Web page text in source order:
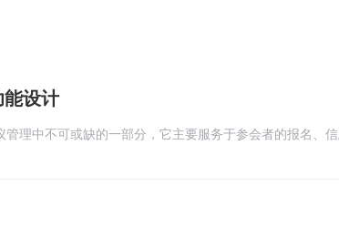
能设计
管理中不可或缺的一部分，它主要服务于参会者的报名、
册与登录功能，保障用户信息的安全性和准确性。用户通